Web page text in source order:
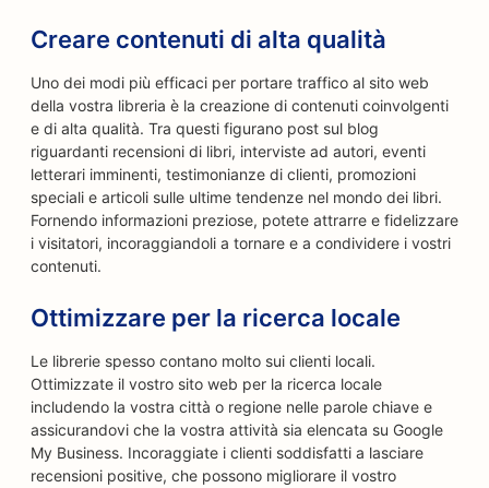
Creare contenuti di alta qualità
Uno dei modi più efficaci per portare traffico al sito web
della vostra libreria è la creazione di contenuti coinvolgenti
e di alta qualità. Tra questi figurano post sul blog
riguardanti recensioni di libri, interviste ad autori, eventi
letterari imminenti, testimonianze di clienti, promozioni
speciali e articoli sulle ultime tendenze nel mondo dei libri.
Fornendo informazioni preziose, potete attrarre e fidelizzare
i visitatori, incoraggiandoli a tornare e a condividere i vostri
contenuti.
Ottimizzare per la ricerca locale
Le librerie spesso contano molto sui clienti locali.
Ottimizzate il vostro sito web per la ricerca locale
includendo la vostra città o regione nelle parole chiave e
assicurandovi che la vostra attività sia elencata su Google
My Business. Incoraggiate i clienti soddisfatti a lasciare
recensioni positive, che possono migliorare il vostro